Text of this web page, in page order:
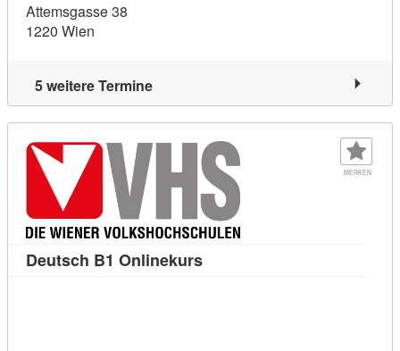
Attemsgasse 38
1220 Wien
5 weitere Termine
MERKEN
Deutsch B1 OnlinekursKursdetail: Deutsch B1